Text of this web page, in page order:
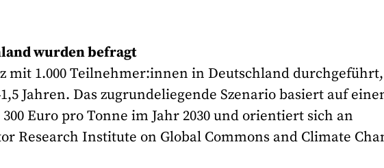
wurden befragt
mit 1.000 Teilnehmer:innen in Deutschland
Jahren. Das zugrundeliegende Szenario basiert auf
300 Euro pro Tonne im Jahr 2030 und orientiert sich an
Research Institute on Global Commons and Climate